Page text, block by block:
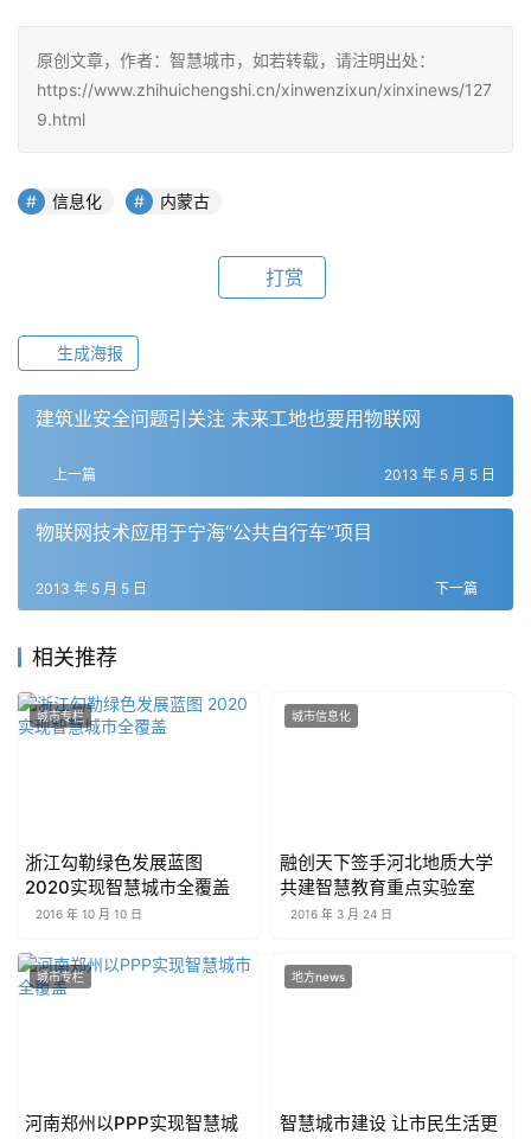
原创文章，作者：智慧城市，如若转载，请注明出处：
https://www.zhihuichengshi.cn/xinwenzixun/xinxinews/127
9.html
信息化 内蒙古
打赏
生成海报
建筑业安全问题引关注 未来工地也要用物联网
上一篇 2013 年 5 月 5 日
物联网技术应用于宁海“公共自行车”项目
下一篇
2013 年 5 月 5 日
相关推荐
城市专栏
浙江勾勒绿色发展蓝图
2020实现智慧城市全覆盖
2016 年 10 月 10 日
城市信息化
​融创天下签手河北地质大学
共建智慧教育重点实验室
2016 年 3 月 24 日
城市专栏
河南郑州以PPP实现智慧城
地方news
智慧城市建设 让市民生活更